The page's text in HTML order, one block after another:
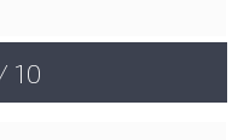
10